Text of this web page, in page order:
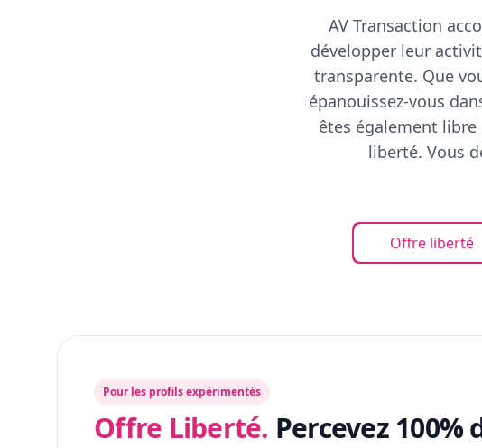
AV Transaction
développer leur
transparente. Que
épanouissez-vous
êtes également
liberté. Vous
Offre liberté
Pour les profils expérimentés
Offre Liberté. Percevez 100%